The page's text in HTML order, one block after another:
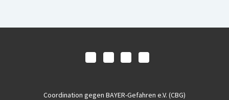
Coordination gegen BAYER-Gefahren e.V. (CBG)